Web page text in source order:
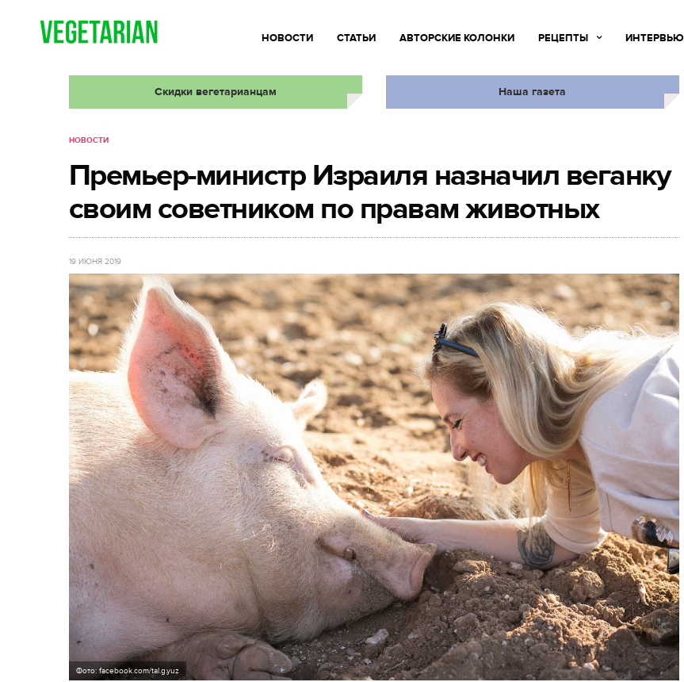
НОВОСТИ СТАТЬИ АВТОРСКИЕ КОЛОНКИ РЕЦЕПТЫ ИНТЕРВЬЮ
Скидки вегетарианцам Наша газета
НОВОСТИ
Премьер-министр Израиля назначил веганку
своим советником по правам животных
19 ИЮНЯ 2019
Фото: facebook.com/tal.g.yuz